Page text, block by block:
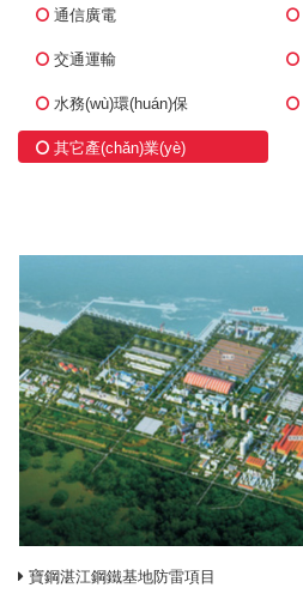
通信廣電
交通運輸
水務(wù)環(huán)保
其它產(chǎn)業(yè)
寶鋼湛江鋼鐵基地防雷項目